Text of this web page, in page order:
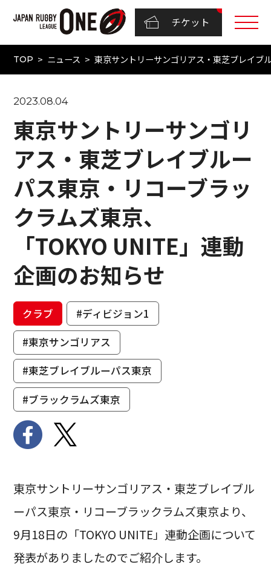
チケット
TOP ニュース 東京サントリーサンゴリアス・東芝ブレイブ
2023.08.04
東京サントリーサンゴリ
アス・東芝ブレイブルー
パス東京・リコーブラッ
クラムズ東京、
「TOKYO UNITE」連動
企画のお知らせ
クラブ
#ディビジョン1
#東京サンゴリアス
#東芝ブレイブルーパス東京
#ブラックラムズ東京
東京サントリーサンゴリアス・東芝ブレイブル
ーパス東京・リコーブラックラムズ東京より、
9月18日の「TOKYO UNITE」連動企画について
発表がありましたのでご紹介します。